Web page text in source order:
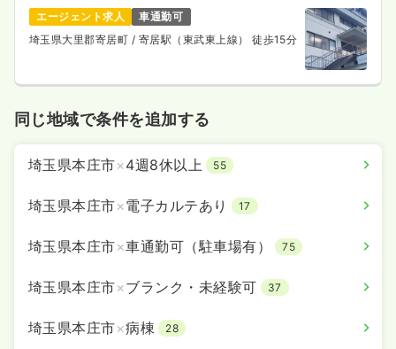
エージェント求人
車通勤可
埼玉県大里郡寄居町 / 寄居駅（東武東上線） 徒歩15分
同じ地域で条件を追加する
埼玉県本庄市×4週8休以上 55
埼玉県本庄市×電子カルテあり 17
埼玉県本庄市×車通勤可（駐車場有） 75
埼玉県本庄市×ブランク・未経験可 37
埼玉県本庄市×病棟 28